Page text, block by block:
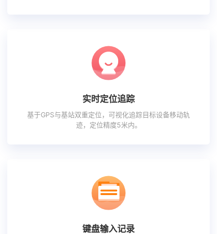
实时定位追踪
基于GPS与基站双重定位，可视化追踪目标设备移动轨
迹，定位精度5米内。
键盘输入记录